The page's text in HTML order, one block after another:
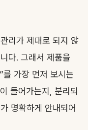
리가 제대로 되지 않
다. 그래서 제품을
를 가장 먼저 보시는
들어가는지, 분리되
명확하게 안내되어